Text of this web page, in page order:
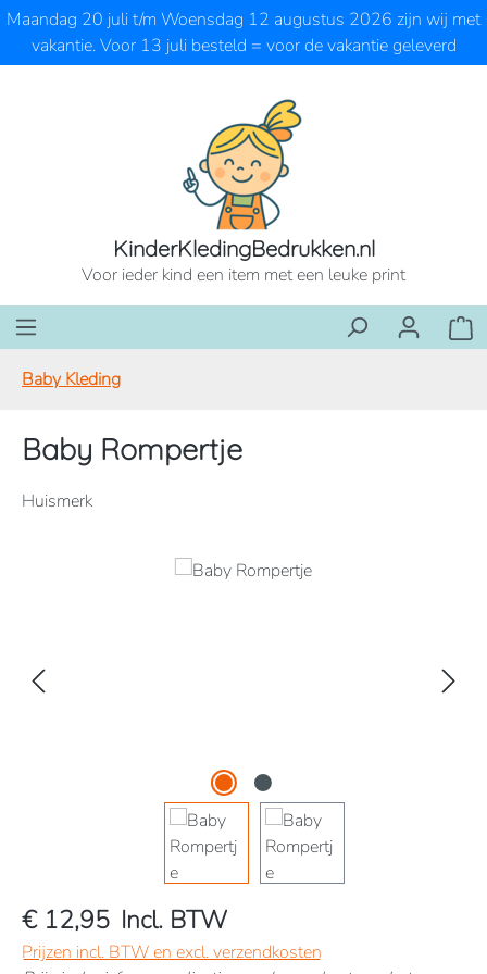
Ga naar de hoofdinhoud
Maandag 20 juli t/m Woensdag 12 augustus 2026 zijn wij met
vakantie. Voor 13 juli besteld = voor de vakantie geleverd
KinderKledingBedrukken.nl
Voor ieder kind een item met een leuke print
Baby Kleding
Baby Rompertje
Huismerk
Afbeeldingengalerij overslaan
€ 12,95 Incl. BTW
Prijzen incl. BTW en excl. verzendkosten